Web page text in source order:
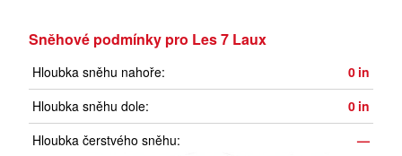
Sněhové podmínky pro Les 7 Laux
Hloubka sněhu nahoře: 0 in
Hloubka sněhu dole:
0 in
Hloubka čerstvého sněhu:
—